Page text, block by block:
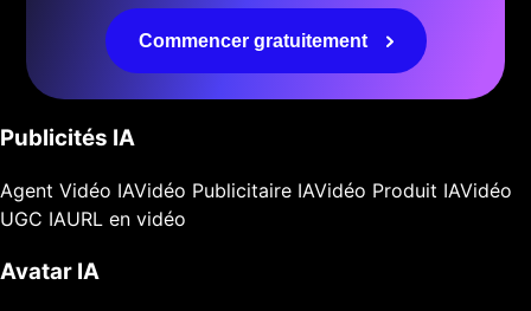
Commencer gratuitement
Publicités IA
Agent Vidéo IAVidéo Publicitaire IAVidéo Produit IAVidéo
UGC IAURL en vidéo
Avatar IA